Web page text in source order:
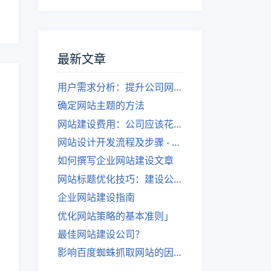
最新文章
用户需求分析：提升公司网站建设效果
确定网站主题的方法
网站建设费用：公司应该花费多少？
网站设计开发流程及步骤 - 优化后的标题
如何撰写企业网站建设文章
网站标题优化技巧：建设公司的专业指导
企业网站建设指南
优化网站策略的基本准则」
最佳网站建设公司？
影响百度蜘蛛抓取网站的因素有哪些？